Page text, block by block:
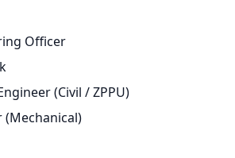
Officer
Engineer (Civil / ZPPU)
(Mechanical)